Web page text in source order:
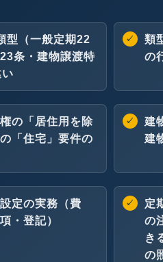
型（一般定期22
条・建物譲渡特
類
の
の「居住用を除
「住宅」要件の
建
建
定の実務（費
・登記）
定
の
き
の